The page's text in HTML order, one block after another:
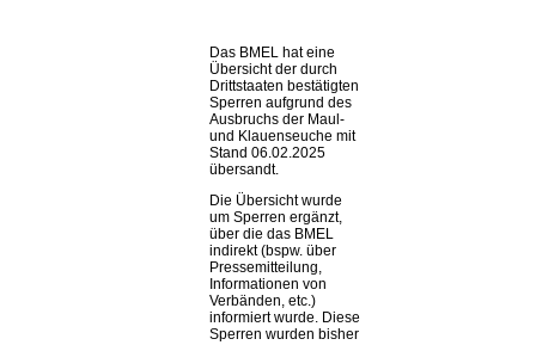
Das BMEL hat eine
Übersicht der durch
Drittstaaten bestätigten
Sperren aufgrund des
Ausbruchs der Maul-
und Klauenseuche mit
Stand 06.02.2025
übersandt.
Die Übersicht wurde
um Sperren ergänzt,
über die das BMEL
indirekt (bspw. über
Pressemitteilung,
Informationen von
Verbänden, etc.)
informiert wurde. Diese
Sperren wurden bisher